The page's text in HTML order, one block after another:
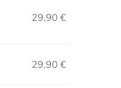
29,90 €
29,90 €